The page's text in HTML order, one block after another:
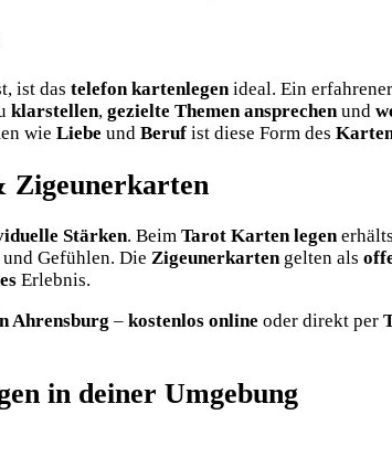
ist das telefon kartenlegenideal. Ein erfahrener
klarstellen, gezielte Themen ansprechenund
wie Liebe und Beruf ist diese Form des
Zigeunerkarten
Stärken. Beim Tarot Karten legen
Gefühlen. Die Zigeunerkarten gelten als
Erlebnis.
Ahrensburg – kostenlos online oder direkt per
in deiner Umgebung